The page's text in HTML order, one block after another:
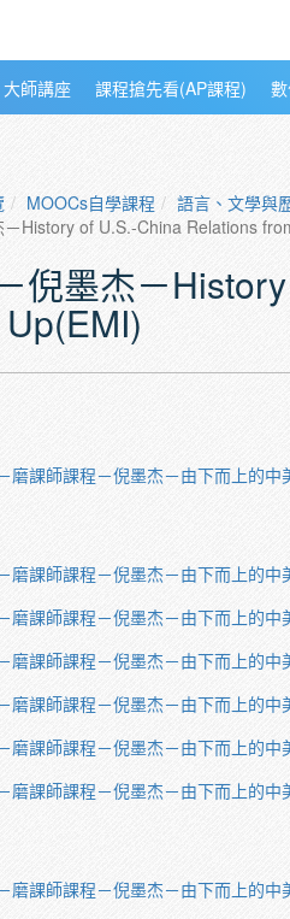
大師講座 課程搶先看(AP課程)
MOOCs自學課程
語言、文學與
－History of U.S.-China Relations
倪墨杰－
磨課師課程－倪墨杰－由下而上的中
磨課師課程－倪墨杰－由下而上的中
磨課師課程－倪墨杰－由下而上的中
磨課師課程－倪墨杰－由下而上的中
磨課師課程－倪墨杰－由下而上的中
磨課師課程－倪墨杰－由下而上的中
磨課師課程－倪墨杰－由下而上的中
磨課師課程－倪墨杰－由下而上的中